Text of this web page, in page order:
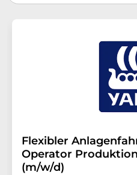
Flexibler
Operator
(m/w/d)